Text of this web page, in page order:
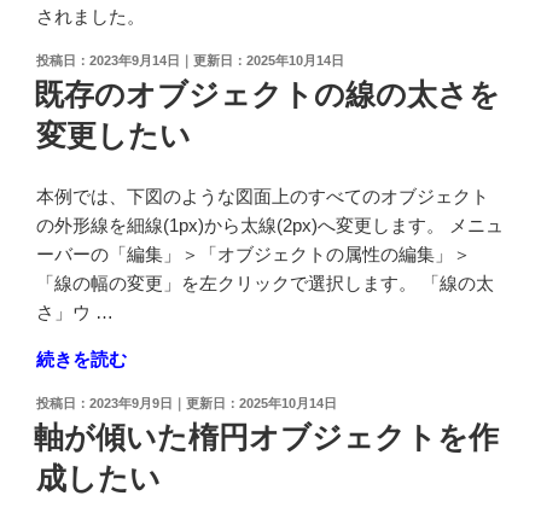
い"
い
オ
ブ
ジ
ェ
ク
ト
を
編
し
た
の
されました。
投
稿
日:
2023年9月14日 2025年10月14日
既存のオブジェクトの線の太さを
変更したい
本例では、下図のような図面上のすべてのオブジェクト
の外形線を細線(1px)から太線(2px)へ変更します。 メニュ
ーバーの「編集」＞「オブジェクトの属性の編集」＞
「線の幅の変更」を左クリックで選択します。 「線の太
さ」ウ …
"既
の
オ
ブ
続きを読む
投
稿
日:
2023年9月9日 2025年10月14日
軸が傾いた楕円オブジェクトを作
成したい